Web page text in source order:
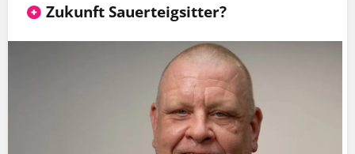
Zukunft Sauerteigsitter?